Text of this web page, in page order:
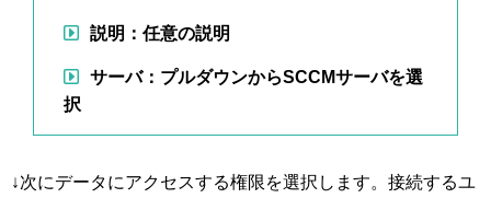
説明：任意の説明
サーバ：プルダウンからSCCMサーバを選
択
↓次にデータにアクセスする権限を選択します。接続するユ